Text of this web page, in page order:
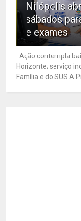
Nilópolis
sábados
e exames
Ação contempla
Horizonte; serviço
Família e do SUS A